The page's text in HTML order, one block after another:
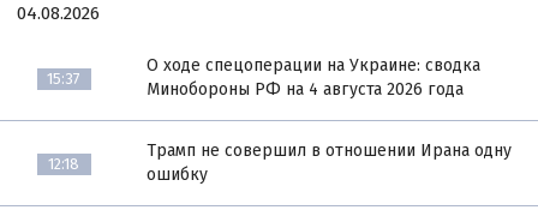
04.08.2026
15:37
О ходе спецоперации на Украине: сводка
Минобороны РФ на 4 августа 2026 года
12:18
Трамп не совершил в отношении Ирана одну
ошибку